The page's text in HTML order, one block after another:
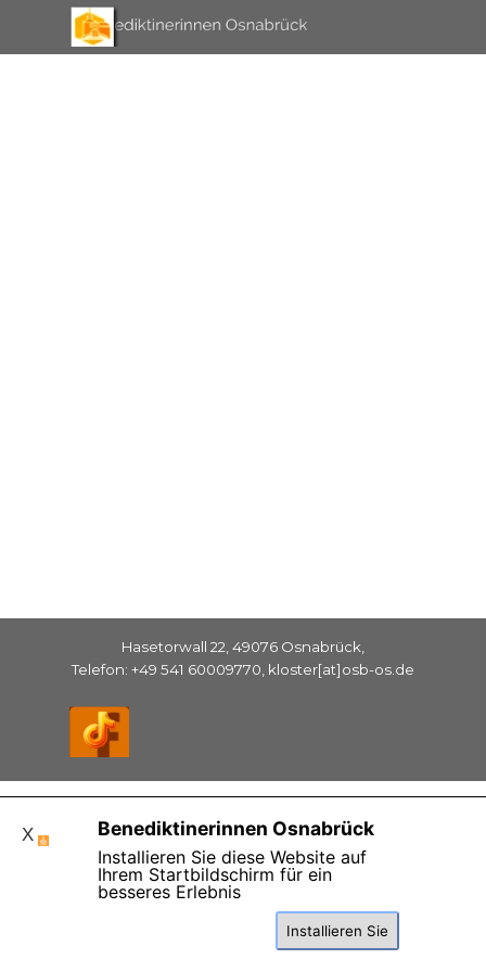
Direkt zum Seiteninhalt
Menü überspringen
Hasetorwall 22, 49076 Osnabrück,
Telefon: +49 541 60009770, kloster[at]osb-os.de
Benediktinerinnen Osnabrück
Installieren Sie diese Website auf
Ihrem Startbildschirm für ein
besseres Erlebnis
Installieren Sie
X